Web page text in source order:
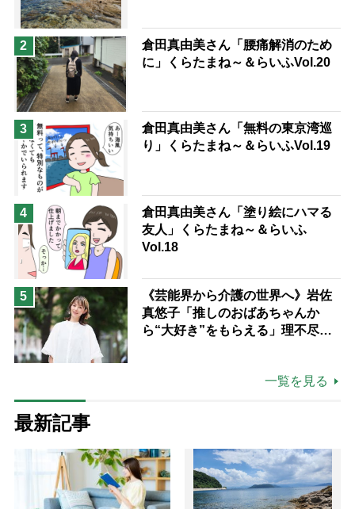
兄がボケました
予防法
2
倉田真由美さん「腰痛解消のため
に」くらたまね～＆らいふVol.20
3
倉田真由美さん「無料の東京湾巡
り」くらたまね～＆らいふVol.19
4
倉田真由美さん「塗り絵にハマる
友人」くらたまね～＆らいふ
Vol.18
5
《芸能界から介護の世界へ》岩佐
真悠子「推しのおばあちゃんか
ら“大好き”をもらえる」理不尽さ
一覧を見る
最新記事